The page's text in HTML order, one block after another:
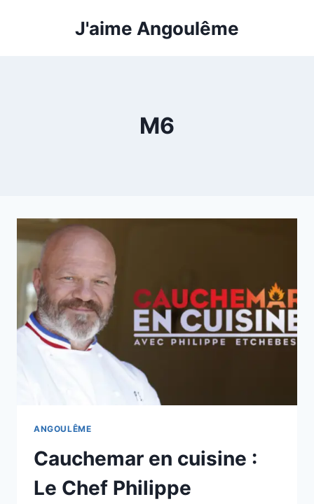
J'aime Angoulême
M6
ANGOULÊME
Cauchemar en cuisine :
Le Chef Philippe